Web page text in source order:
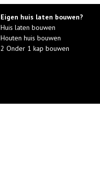
Eigen huis laten bouwen?
Huis laten bouwen
Houten huis bouwen
2 Onder 1 kap bouwen